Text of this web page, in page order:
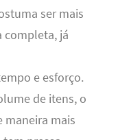
ser mais
completa, já
e esforço.
de itens, o
maneira mais